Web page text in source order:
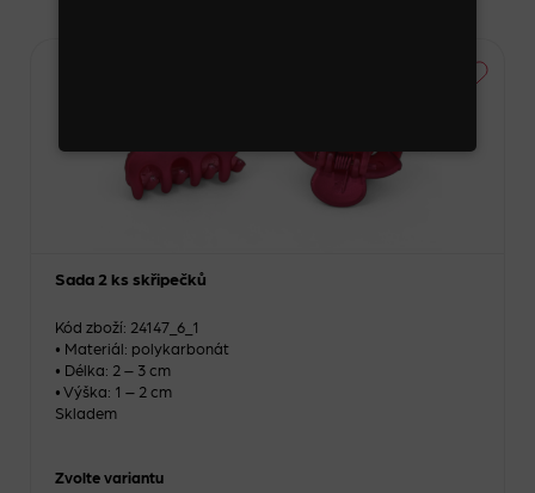
Sada 2 ks skřipečků
Kód zboží: 24147_6_1
• Materiál: polykarbonát
• Délka: 2 – 3 cm
• Výška: 1 – 2 cm
Skladem
Zvolte variantu